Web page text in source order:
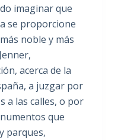
imaginar que
se proporcione
noble y más
acerca de la
a juzgar por
a las calles, o por
que
parques,